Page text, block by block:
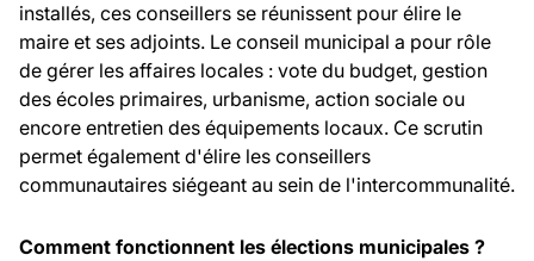
installés, ces conseillers se réunissent pour élire le
maire et ses adjoints. Le conseil municipal a pour rôle
de gérer les affaires locales : vote du budget, gestion
des écoles primaires, urbanisme, action sociale ou
encore entretien des équipements locaux. Ce scrutin
permet également d'élire les conseillers
communautaires siégeant au sein de l'intercommunalité.
Comment fonctionnent les élections municipales ?